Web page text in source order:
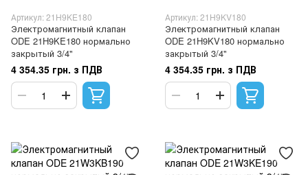
Артикул: 21H9KE180
Электромагнитный клапан
ODE 21H9KE180 нормально
закрытый 3/4"
4 354.35 грн. з ПДВ
Артикул: 21H9KV180
Электромагнитный клапан
ODE 21H9KV180 нормально
закрытый 3/4"
4 354.35 грн. з ПДВ